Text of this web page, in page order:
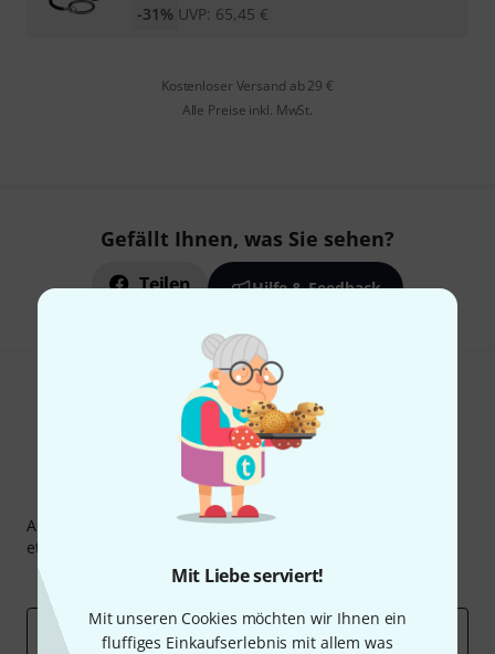
Mit Liebe serviert!
Mit unseren Cookies möchten wir Ihnen ein
fluffiges Einkaufserlebnis mit allem was
UVP: 65,45 €
-31%
Kostenloser Versand ab 29 €
Alle Preise inkl. MwSt.
Gefällt Ihnen, was Sie sehen?
Teilen Hilfe & Feedback
Thomann Newsletter
Abonniere den Thomann Newsletter und gewinne mit
etwas Glück einen von
Inspirierende Beiträge
Deals
E-Mail-Adresse